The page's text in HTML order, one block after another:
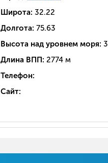
Широта: 32.22
Долгота: 75.63
Высота над уровнем моря:
Длина ВПП: 2774 м
Телефон:
Сайт: